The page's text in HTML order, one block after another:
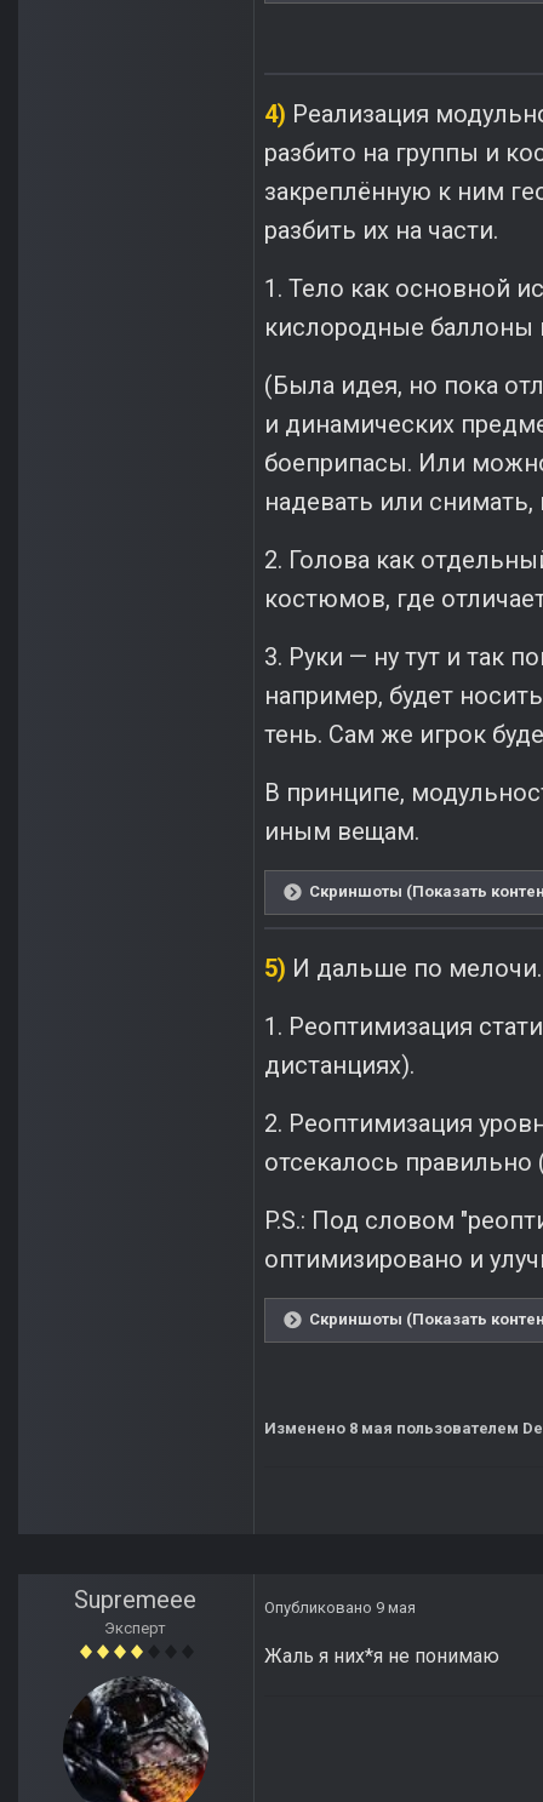
4) Реализация
разбито на группы и
закреплённую к ним
разбить их на части.
1. Тело как основной
кислородные баллоны
(Была идея, но пока
и динамических
боеприпасы. Или
надевать или
2. Голова как
костюмов, где
3. Руки — ну тут и так
например, будет
тень. Сам же игрок
В принципе,
иным вещам.
Скриншоты (Показать
5) И дальше по
1. Реоптимизация
дистанциях).
2. Реоптимизация
отсекалось правильно
P.S.: Под словом
оптимизировано и
Скриншоты (Показать
Изменено 8 мая пользователем
Supremeee
Эксперт
Опубликовано 9 мая
Жаль я них*я не понимаю